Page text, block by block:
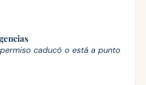
caducó o está a punto